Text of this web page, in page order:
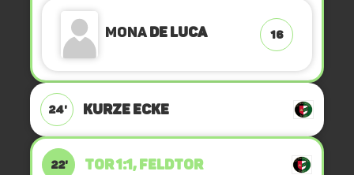
Monade Luca 16
24' KURZE ECKE
22' TOR 1:1, FELDTOR